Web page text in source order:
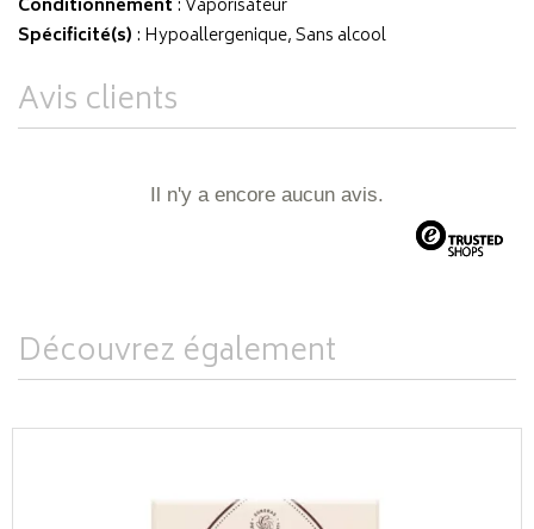
Conditionnement : Vaporisateur
Spécificité(s) : Hypoallergenique, Sans alcool
Avis clients
Il n'y a encore aucun avis.
Découvrez également